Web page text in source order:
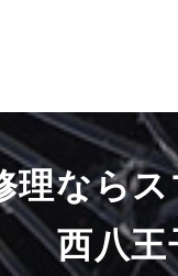
理なら
西八王